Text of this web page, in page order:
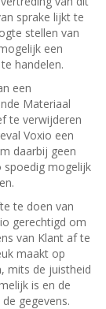
sprake lijkt te
stellen van
een
handelen.
een
Materiaal
te verwijderen
Voxio een
daarbij geen
spoedig mogelijk
te doen van
gerechtigd om
van Klant af te
maakt op
mits de juistheid
is en de
gegevens.